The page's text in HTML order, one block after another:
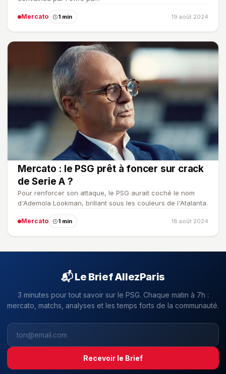
Mercato 1 min 19 août 2024
Mercato : le PSG prêt à foncer sur crack
de Serie A ?
Pour renforcer son attaque, le PSG aurait coché le nom
d'Ademola Lookman, brillant sous les couleurs de l'Atalanta.
Mercato 1 min 18 août 2024
📬 Le Brief AllezParis
3 minutes pour tout savoir sur le PSG. Chaque matin à 7h :
mercato, matchs, analyses et les temps forts de la communauté.
Recevoir le Brief